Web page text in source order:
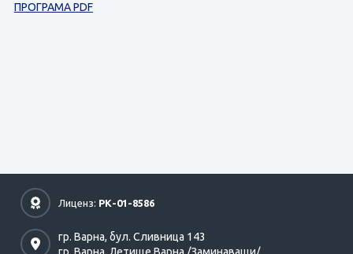
ПРОГРАМА PDF
Лиценз: РК-01-8586
гр. Варна, бул. Сливница 143
гр. Варна, Летище Варна /Заминаващи/